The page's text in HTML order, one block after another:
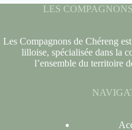
LES
Les Compagnons de Chéreng
lilloise, spécialisée dans la
l’ensemble du territoire